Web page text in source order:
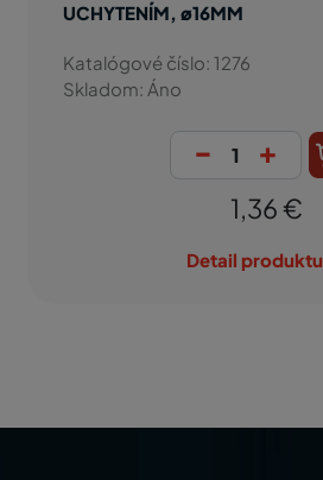
UCHYTENÍM, ø16MM
Katalógové číslo: 1276
Skladom: Áno
- +
1,36 €
Detail produktu